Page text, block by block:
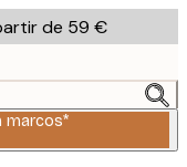
de 59 €
marcos*